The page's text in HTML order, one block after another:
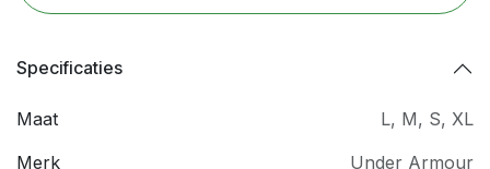
Specificaties
Maat L, M, S, XL
Merk
Under Armour